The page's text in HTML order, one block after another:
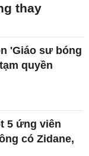
thay
'Giáo sư bóng
quyền
5 ứng viên
có Zidane,